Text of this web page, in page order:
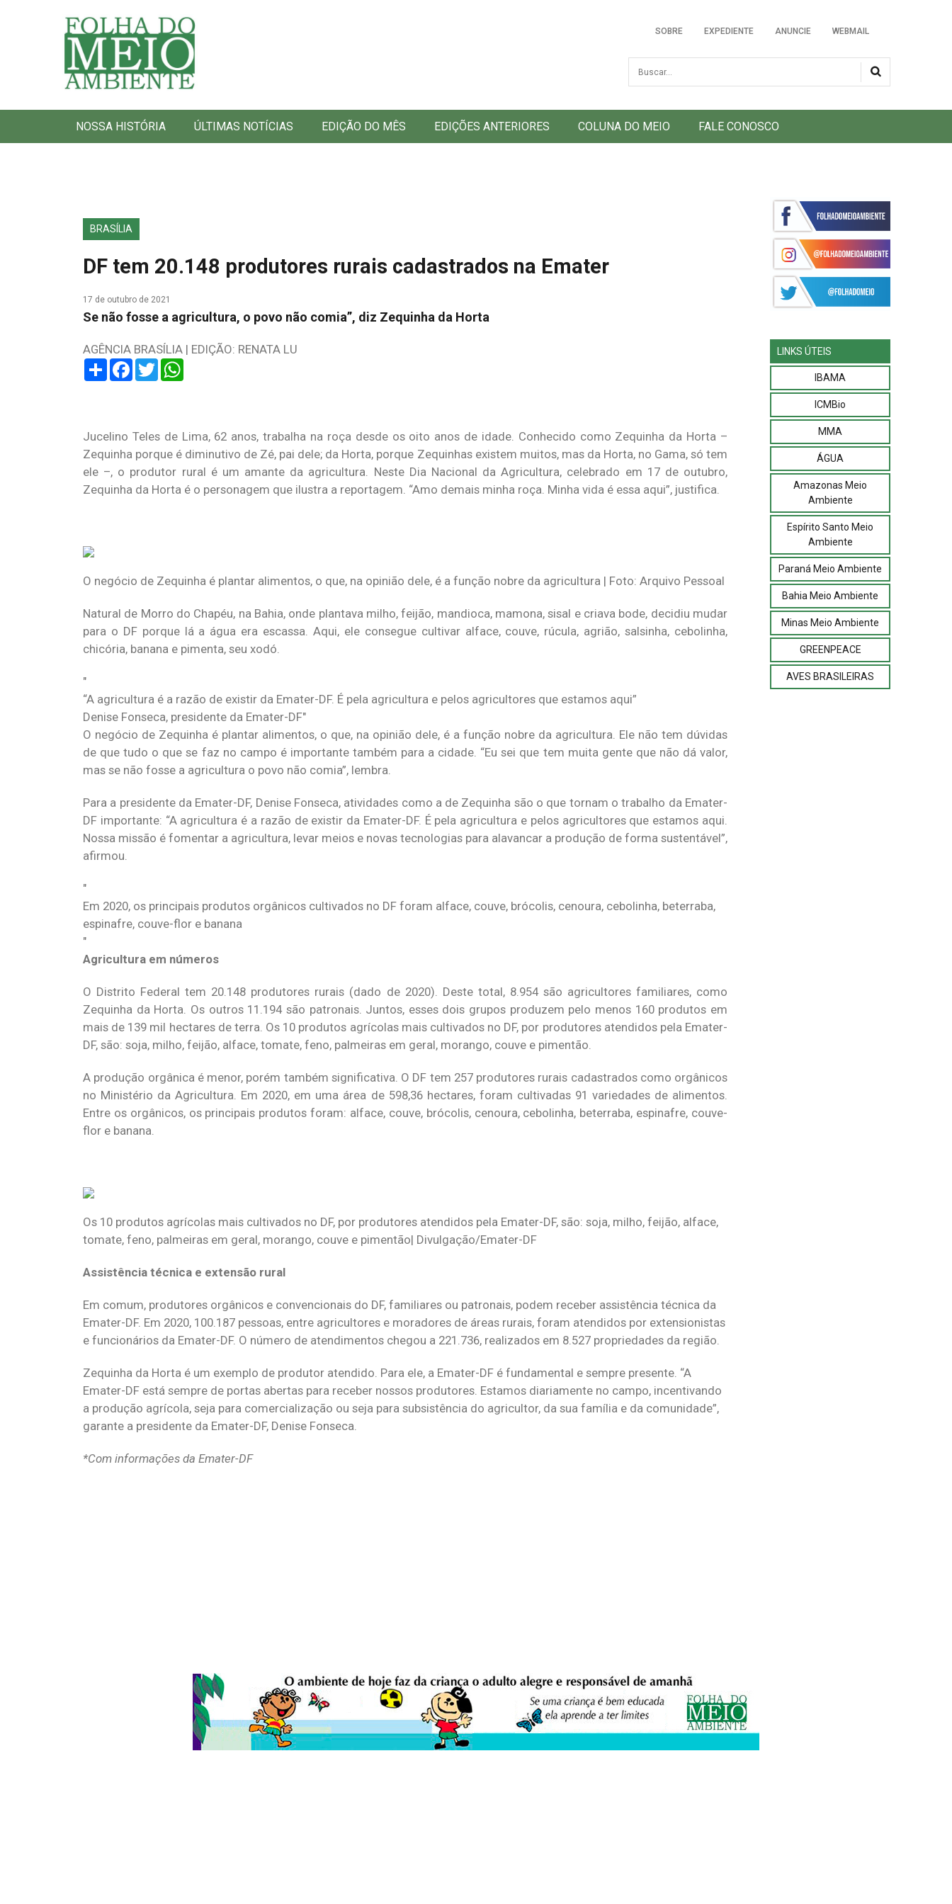
Folha do Meio Ambiente
SOBRE EXPEDIENTE ANUNCIE WEBMAIL
Busca
NOSSA HISTÓRIA ÚLTIMAS NOTÍCIAS EDIÇÃO DO MÊS EDIÇÕES ANTERIORES COLUNA DO MEIO FALE CONOSCO
BRASÍLIA
DF tem 20.148 produtores rurais cadastrados na Emater
17 de outubro de 2021
Se não fosse a agricultura, o povo não comia”, diz Zequinha da Horta
AGÊNCIA BRASÍLIA | EDIÇÃO: RENATA LU
ShareFacebook
Twitter
Jucelino Teles de Lima, 62 anos, trabalha na roça desde os oito anos de idade. Conhecido como Zequinha da Horta –
Zequinha porque é diminutivo de Zé, pai dele; da Horta, porque Zequinhas existem muitos, mas da Horta, no Gama, só tem
ele –, o produtor rural é um amante da agricultura. Neste Dia Nacional da Agricultura, celebrado em 17 de outubro,
Zequinha da Horta é o personagem que ilustra a reportagem. “Amo demais minha roça. Minha vida é essa aqui”, justifica.
O negócio de Zequinha é plantar alimentos, o que, na opinião dele, é a função nobre da agricultura | Foto: Arquivo Pessoal
Natural de Morro do Chapéu, na Bahia, onde plantava milho, feijão, mandioca, mamona, sisal e criava bode, decidiu mudar
para o DF porque lá a água era escassa. Aqui, ele consegue cultivar alface, couve, rúcula, agrião, salsinha, cebolinha,
chicória, banana e pimenta, seu xodó.
“A agricultura é a razão de existir da Emater-DF. É pela agricultura e pelos agricultores que estamos aqui”
Denise Fonseca, presidente da Emater-DF
O negócio de Zequinha é plantar alimentos, o que, na opinião dele, é a função nobre da agricultura. Ele não tem dúvidas
de que tudo o que se faz no campo é importante também para a cidade. “Eu sei que tem muita gente que não dá valor,
mas se não fosse a agricultura o povo não comia”, lembra.
Para a presidente da Emater-DF, Denise Fonseca, atividades como a de Zequinha são o que tornam o trabalho da Emater-
DF importante: “A agricultura é a razão de existir da Emater-DF. É pela agricultura e pelos agricultores que estamos aqui.
Nossa missão é fomentar a agricultura, levar meios e novas tecnologias para alavancar a produção de forma sustentável”,
afirmou.
Em 2020, os principais produtos orgânicos cultivados no DF foram alface, couve, brócolis, cenoura, cebolinha, beterraba,
espinafre, couve-flor e banana
Agricultura em números
O Distrito Federal tem 20.148 produtores rurais (dado de 2020). Deste total, 8.954 são agricultores familiares, como
Zequinha da Horta. Os outros 11.194 são patronais. Juntos, esses dois grupos produzem pelo menos 160 produtos em
mais de 139 mil hectares de terra. Os 10 produtos agrícolas mais cultivados no DF, por produtores atendidos pela Emater-
DF, são: soja, milho, feijão, alface, tomate, feno, palmeiras em geral, morango, couve e pimentão.
A produção orgânica é menor, porém também significativa. O DF tem 257 produtores rurais cadastrados como orgânicos
no Ministério da Agricultura. Em 2020, em uma área de 598,36 hectares, foram cultivadas 91 variedades de alimentos.
Entre os orgânicos, os principais produtos foram: alface, couve, brócolis, cenoura, cebolinha, beterraba, espinafre, couve-
flor e banana.
Os 10 produtos agrícolas mais cultivados no DF, por produtores atendidos pela Emater-DF, são: soja, milho, feijão, alface,
tomate, feno, palmeiras em geral, morango, couve e pimentão| Divulgação/Emater-DF
Assistência técnica e extensão rural
Em comum, produtores orgânicos e convencionais do DF, familiares ou patronais, podem receber assistência técnica da
Emater-DF. Em 2020, 100.187 pessoas, entre agricultores e moradores de áreas rurais, foram atendidos por extensionistas
e funcionários da Emater-DF. O número de atendimentos chegou a 221.736, realizados em 8.527 propriedades da região.
Zequinha da Horta é um exemplo de produtor atendido. Para ele, a Emater-DF é fundamental e sempre presente. “A
Emater-DF está sempre de portas abertas para receber nossos produtores. Estamos diariamente no campo, incentivando
a produção agrícola, seja para comercialização ou seja para subsistência do agricultor, da sua família e da comunidade”,
garante a presidente da Emater-DF, Denise Fonseca.
*Com informações da Emater-DF
LINKS ÚTEIS
IBAMA
ICMBio
MMA
ÁGUA
Amazonas Meio
Ambiente
Espírito Santo Meio
Ambiente
Paraná Meio Ambiente
Bahia Meio Ambiente
Minas Meio Ambiente
GREENPEACE
AVES BRASILEIRAS